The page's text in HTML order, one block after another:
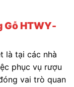
Gỗ HTWY-
là tại các nhà
phục vụ rượu
vai trò quan